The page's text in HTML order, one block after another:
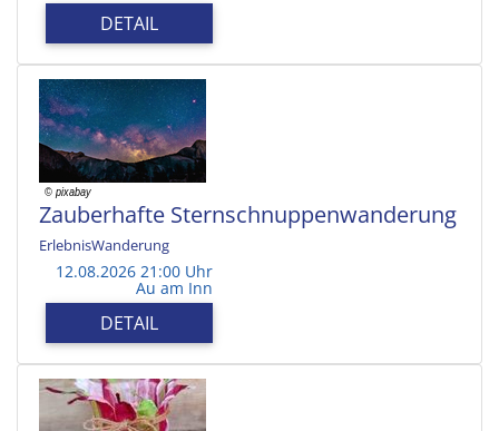
DETAIL
Zauberhafte Sternschnuppenwanderung
ErlebnisWanderung
12.08.2026 21:00 Uhr
Au am Inn
DETAIL